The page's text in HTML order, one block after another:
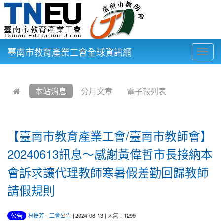
臺南市教育產業工會全球資訊網
本站消息 分月文章 電子報列表
【臺南市教育產業工會/臺南市教師會】
20240613訊息～感謝黃偉哲市長接納本
會訴求讓代理教師寒暑假差勤回歸教師
請假規則
公告 林慶芳- 工會公告 | 2024-06-13 | 人氣：1299